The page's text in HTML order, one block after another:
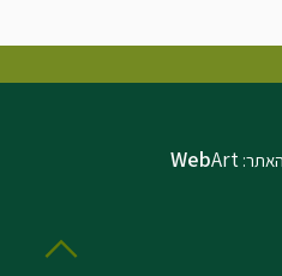
האתר: WebArt